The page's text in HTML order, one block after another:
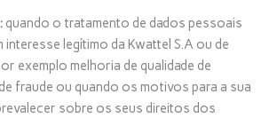
quando o tratamento de dados pessoais
legítimo da Kwattel S.A ou de
exemplo melhoria de qualidade de
fraude ou quando os motivos para a sua
sobre os seus direitos dos